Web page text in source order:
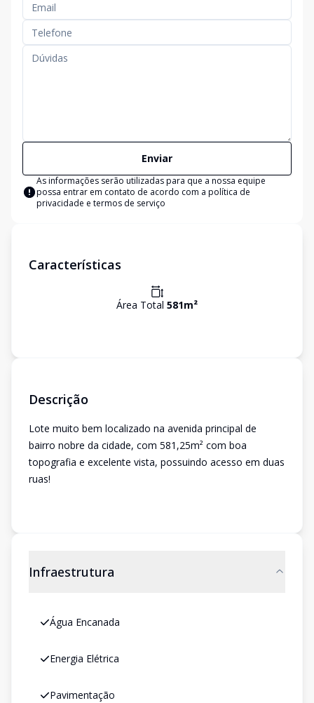
Enviar
As informações serão utilizadas para que a nossa equipe
possa entrar em contato de acordo com a política de
privacidade e termos de serviço
Características
Área Total 581m²
Descrição
Lote muito bem localizado na avenida principal de
bairro nobre da cidade, com 581,25m² com boa
topografia e excelente vista, possuindo acesso em duas
ruas!
Infraestrutura
Água Encanada
Energia Elétrica
Pavimentação